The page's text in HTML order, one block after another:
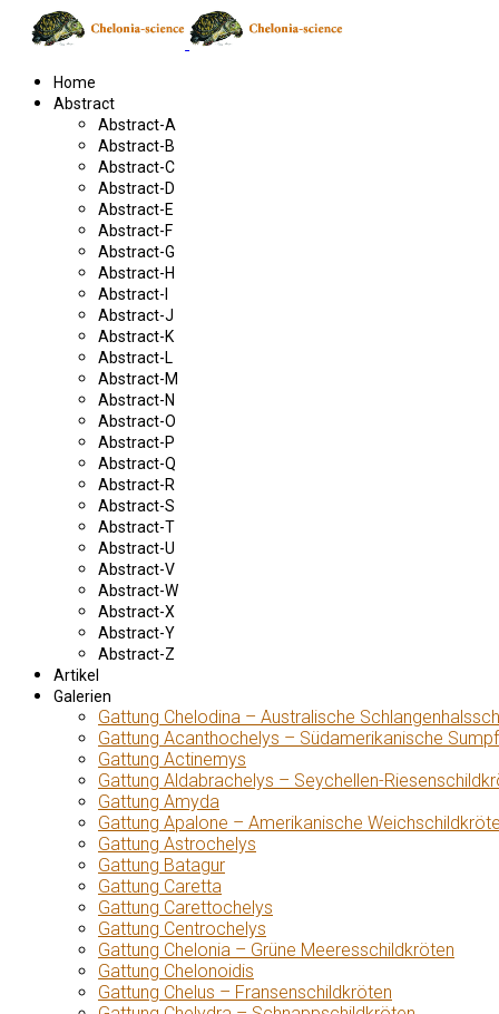
Home
Abstract
Abstract-A
Abstract-B
Abstract-C
Abstract-D
Abstract-E
Abstract-F
Abstract-G
Abstract-H
Abstract-I
Abstract-J
Abstract-K
Abstract-L
Abstract-M
Abstract-N
Abstract-O
Abstract-P
Abstract-Q
Abstract-R
Abstract-S
Abstract-T
Abstract-U
Abstract-V
Abstract-W
Abstract-X
Abstract-Y
Abstract-Z
Artikel
Galerien
Gattung Chelodina – Australische
Gattung Acanthochelys – Südamerikanische
Gattung Actinemys
Gattung Aldabrachelys – Seychellen-
Gattung Amyda
Gattung Apalone – Amerikanische
Gattung Astrochelys
Gattung Batagur
Gattung Caretta
Gattung Carettochelys
Gattung Centrochelys
Gattung Chelonia – Grüne Meeresschildkröten
Gattung Chelonoidis
Gattung Chelus – Fransenschildkröten